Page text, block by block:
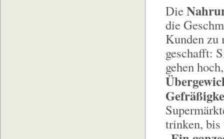
Die
die
Kunden zu
geschafft:
gehen
trinken, bis